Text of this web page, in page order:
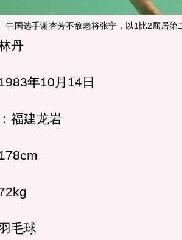
中国选手谢杏芳不敌老将张宁，以1比2屈居第
丹
年10月14日
建龙岩
毛球